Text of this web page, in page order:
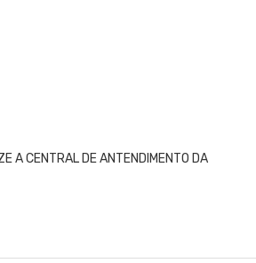
CENTRAL DE ANTENDIMENTO DA